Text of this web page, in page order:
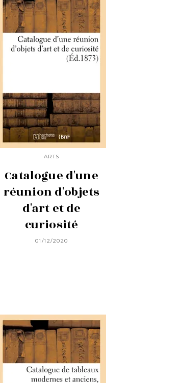
ARTS
Catalogue d'une
réunion d'objets
d'art et de
curiosité
01/12/2020